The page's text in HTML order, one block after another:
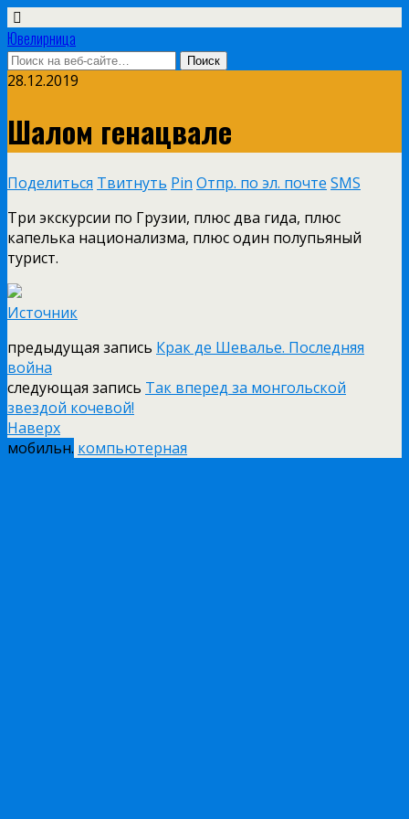
Ювелирница
28.12.2019
Шалом генацвале
Поделиться Твитнуть Pin Отпр. по эл. почте SMS
Три экскурсии по Грузии, плюс два гида, плюс
капелька национализма, плюс один полупьяный
турист.
Источник
предыдущая запись Крак де Шевалье. Последняя
война
следующая запись Так вперед за монгольской
звездой кочевой!
Наверх
мобильн. компьютерная